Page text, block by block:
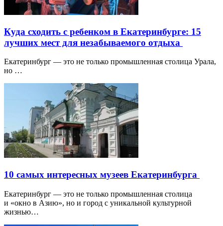
Куда сходить с ребенком в Екатеринбурге: 15
лучших мест для незабываемого отдыха
Екатеринбург — это не только промышленная столица Урала,
но …
10 самых интересных музеев Екатеринбурга
Екатеринбург — это не только промышленная столица
и «окно в Азию», но и город с уникальной культурной
жизнью…